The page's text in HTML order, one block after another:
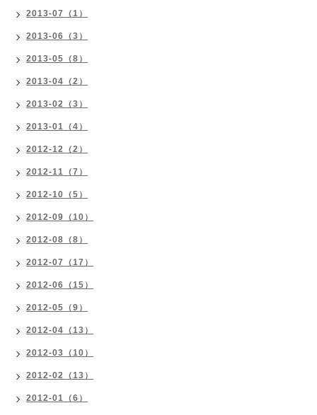
2013-07（1）
2013-06（3）
2013-05（8）
2013-04（2）
2013-02（3）
2013-01（4）
2012-12（2）
2012-11（7）
2012-10（5）
2012-09（10）
2012-08（8）
2012-07（17）
2012-06（15）
2012-05（9）
2012-04（13）
2012-03（10）
2012-02（13）
2012-01（6）